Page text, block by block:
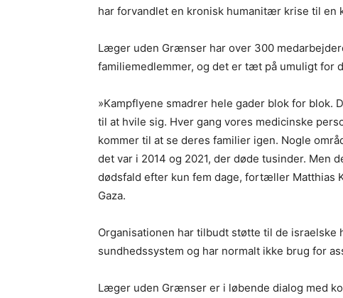
har forvandlet en kronisk humanitær krise til en
Læger uden Grænser har over 300
familiemedlemmer, og det er tæt på umuligt for
»Kampflyene smadrer hele gader blok for blok.
til at hvile sig. Hver gang vores medicinske
kommer til at se deres familier igen. Nogle
det var i 2014 og 2021, der døde tusinder. Men
dødsfald efter kun fem dage, fortæller Matthias
Gaza.
Organisationen har tilbudt støtte til de
sundhedssystem og har normalt ikke brug for
Læger uden Grænser er i løbende dialog med